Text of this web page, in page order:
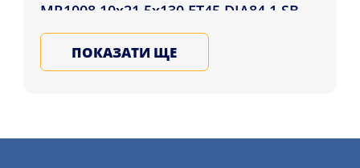
MR1008 10x21 5x130 ET45 DIA84.1 SB
покупцям у регіонах: Запоріжжя,
Дніпро, Рівне і в будь-яке місто
України. Підбирайте сталеві, литі,
детальніше на сайті.
ПОКАЗАТИ ЩЕ